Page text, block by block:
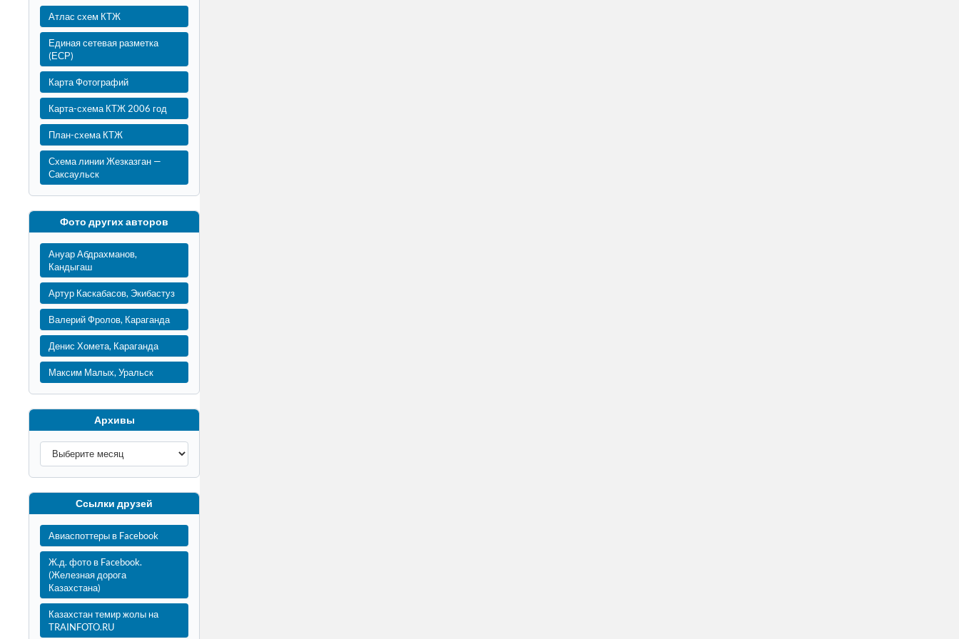
Атлас схем КТЖ
Единая сетевая разметка
(ЕСР)
Карта Фотографий
Карта-схема КТЖ 2006 год
План-схема КТЖ
Схема линии Жезказган —
Саксаульск
Фото других авторов
Ануар Абдрахманов,
Кандыгаш
Артур Каскабасов, Экибастуз
Валерий Фролов, Караганда
Денис Хомета, Караганда
Максим Малых, Уральск
Архивы
Ссылки друзей
Авиаспоттеры в Facebook
Ж.д. фото в Facebook.
(Железная дорога
Казахстана)
Казахстан темир жолы на
TRAINFOTO.RU